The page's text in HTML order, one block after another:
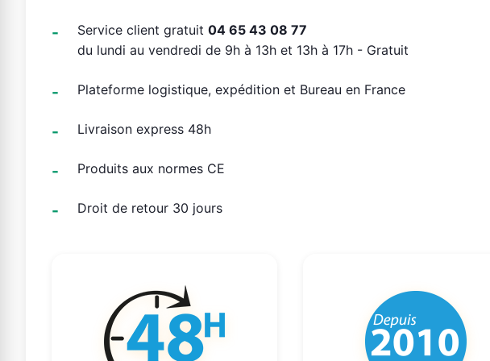
Service client gratuit 04 65 43 08 77
du lundi au vendredi de 9h à 13h et 13h à 17h - Gratuit
Plateforme logistique, expédition et Bureau en France
Livraison express 48h
Produits aux normes CE
Droit de retour 30 jours